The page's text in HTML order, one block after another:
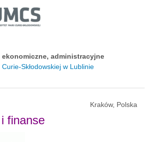
ekonomiczne, administracyjne
Skłodowskiej w Lublinie
Kraków, Polska
finanse